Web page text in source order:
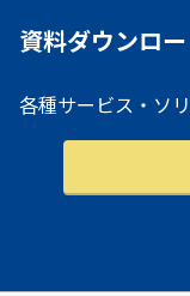
資料ダウンロ
各種サービス・ソ